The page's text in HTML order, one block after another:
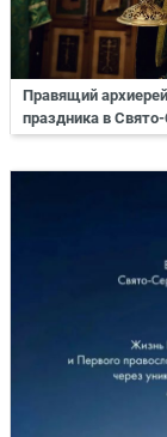
Правящий
праздника в